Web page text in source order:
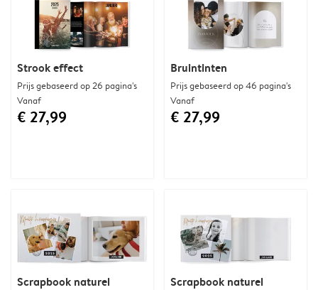
Bruintinten
Prijs gebaseerd op 46 pagina's
Vanaf
€ 27,99
Strook effect
Prijs gebaseerd op 26 pagina's
Vanaf
€ 27,99
Scrapbook naturel Scrapbook naturel